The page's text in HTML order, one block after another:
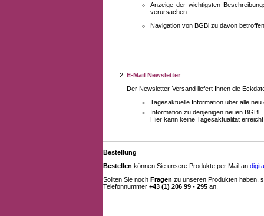
Anzeige der wichtigsten
verursachen.
Navigation von BGBl zu davon
E-Mail Newsletter
Der Newsletter-Versand liefert Ihnen die
Tagesaktuelle Information über alle neu
Information zu denjenigen neuen
Hier kann keine Tagesaktualität
Bestellung
Bestellen können Sie unsere Produkte per Mail an
Sollten Sie noch Fragen zu unseren Produkten haben,
Telefonnummer +43 (1) 206 99 - 295 an.